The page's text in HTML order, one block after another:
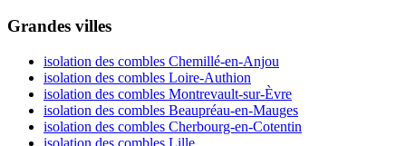
Grandes villes
isolation des combles Chemillé-en-Anjou
isolation des combles Loire-Authion
isolation des combles Montrevault-sur-Èvre
isolation des combles Beaupréau-en-Mauges
isolation des combles Cherbourg-en-Cotentin
isolation des combles Lille